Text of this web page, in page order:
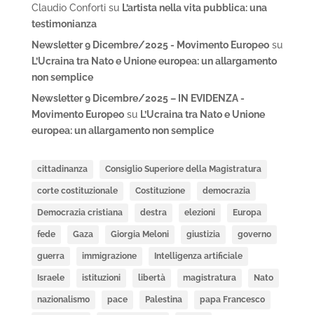
Claudio Confortisu L’artista nella vita pubblica: una
testimonianza
Newsletter 9 Dicembre/2025 - Movimento Europeosu
L’Ucraina tra Nato e Unione europea: un allargamento
non semplice
Newsletter 9 Dicembre/2025 – IN EVIDENZA -
Movimento Europeosu L’Ucraina tra Nato e Unione
europea: un allargamento non semplice
cittadinanza Consiglio Superiore della Magistratura
corte costituzionale Costituzione democrazia
Democrazia cristiana destra elezioni Europa
fede Gaza Giorgia Meloni giustizia governo
guerra immigrazione Intelligenza artificiale
Israele istituzioni libertà magistratura Nato
nazionalismo pace Palestina papa Francesco